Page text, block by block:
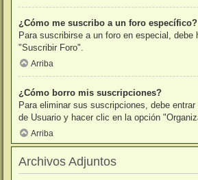
¿Cómo me suscribo a un foro específico?
Para suscribirse a un foro en especial, debe
"Suscribir Foro".
Arriba
¿Cómo borro mis suscripciones?
Para eliminar sus suscripciones, debe
de Usuario y hacer clic en la opción
Arriba
Archivos Adjuntos